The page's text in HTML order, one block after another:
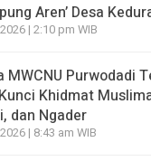
Langsung di Hari
Ketua
Aren’ Desa
| 2:10 pm WIB
MWCNU Purwodadi
Khidmat
dan Ngader
| 8:43 am WIB